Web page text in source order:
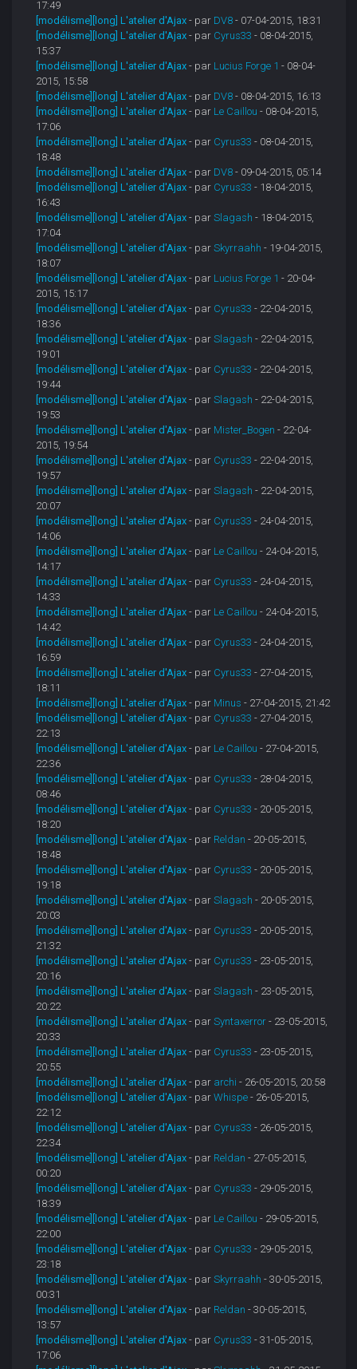
17:49
[modélisme][long] L'atelier d'Ajax - par DV8 - 07-04-2015, 18:31
[modélisme][long] L'atelier d'Ajax - par Cyrus33 - 08-04-2015,
15:37
[modélisme][long] L'atelier d'Ajax - par Lucius Forge 1 - 08-04-
2015, 15:58
[modélisme][long] L'atelier d'Ajax - par DV8 - 08-04-2015, 16:13
[modélisme][long] L'atelier d'Ajax - par Le Caillou - 08-04-2015,
17:06
[modélisme][long] L'atelier d'Ajax - par Cyrus33 - 08-04-2015,
18:48
[modélisme][long] L'atelier d'Ajax - par DV8 - 09-04-2015, 05:14
[modélisme][long] L'atelier d'Ajax - par Cyrus33 - 18-04-2015,
16:43
[modélisme][long] L'atelier d'Ajax - parSlagash - 18-04-2015,
17:04
[modélisme][long] L'atelier d'Ajax - parSkyrraahh - 19-04-2015,
18:07
[modélisme][long] L'atelier d'Ajax - par Lucius Forge 1 - 20-04-
2015, 15:17
[modélisme][long] L'atelier d'Ajax - par Cyrus33 - 22-04-2015,
18:36
[modélisme][long] L'atelier d'Ajax - parSlagash - 22-04-2015,
19:01
[modélisme][long] L'atelier d'Ajax - par Cyrus33 - 22-04-2015,
19:44
[modélisme][long] L'atelier d'Ajax - parSlagash - 22-04-2015,
19:53
[modélisme][long] L'atelier d'Ajax - par Mister_Bogen - 22-04-
2015, 19:54
[modélisme][long] L'atelier d'Ajax - par Cyrus33 - 22-04-2015,
19:57
[modélisme][long] L'atelier d'Ajax - parSlagash - 22-04-2015,
20:07
[modélisme][long] L'atelier d'Ajax - par Cyrus33 - 24-04-2015,
14:06
[modélisme][long] L'atelier d'Ajax - par Le Caillou - 24-04-2015,
14:17
[modélisme][long] L'atelier d'Ajax - par Cyrus33 - 24-04-2015,
14:33
[modélisme][long] L'atelier d'Ajax - par Le Caillou - 24-04-2015,
14:42
[modélisme][long] L'atelier d'Ajax - par Cyrus33 - 24-04-2015,
16:59
[modélisme][long] L'atelier d'Ajax - par Cyrus33 - 27-04-2015,
18:11
[modélisme][long] L'atelier d'Ajax - par Minus - 27-04-2015, 21:42
[modélisme][long] L'atelier d'Ajax - par Cyrus33 - 27-04-2015,
22:13
[modélisme][long] L'atelier d'Ajax - par Le Caillou - 27-04-2015,
22:36
[modélisme][long] L'atelier d'Ajax - par Cyrus33 - 28-04-2015,
08:46
[modélisme][long] L'atelier d'Ajax - par Cyrus33 - 20-05-2015,
18:20
[modélisme][long] L'atelier d'Ajax - par Reldan - 20-05-2015,
18:48
[modélisme][long] L'atelier d'Ajax - par Cyrus33 - 20-05-2015,
19:18
[modélisme][long] L'atelier d'Ajax - parSlagash - 20-05-2015,
20:03
[modélisme][long] L'atelier d'Ajax - par Cyrus33 - 20-05-2015,
21:32
[modélisme][long] L'atelier d'Ajax - par Cyrus33 - 23-05-2015,
20:16
[modélisme][long] L'atelier d'Ajax - parSlagash - 23-05-2015,
20:22
[modélisme][long] L'atelier d'Ajax - parSyntaxerror - 23-05-2015,
20:33
[modélisme][long] L'atelier d'Ajax - par Cyrus33 - 23-05-2015,
20:55
[modélisme][long] L'atelier d'Ajax - par archi - 26-05-2015, 20:58
[modélisme][long] L'atelier d'Ajax - parWhispe - 26-05-2015,
22:12
[modélisme][long] L'atelier d'Ajax - par Cyrus33 - 26-05-2015,
22:34
[modélisme][long] L'atelier d'Ajax - par Reldan - 27-05-2015,
00:20
[modélisme][long] L'atelier d'Ajax - par Cyrus33 - 29-05-2015,
18:39
[modélisme][long] L'atelier d'Ajax - par Le Caillou - 29-05-2015,
22:00
[modélisme][long] L'atelier d'Ajax - par Cyrus33 - 29-05-2015,
23:18
[modélisme][long] L'atelier d'Ajax - parSkyrraahh - 30-05-2015,
00:31
[modélisme][long] L'atelier d'Ajax - par Reldan - 30-05-2015,
13:57
[modélisme][long] L'atelier d'Ajax - par Cyrus33 - 31-05-2015,
17:06